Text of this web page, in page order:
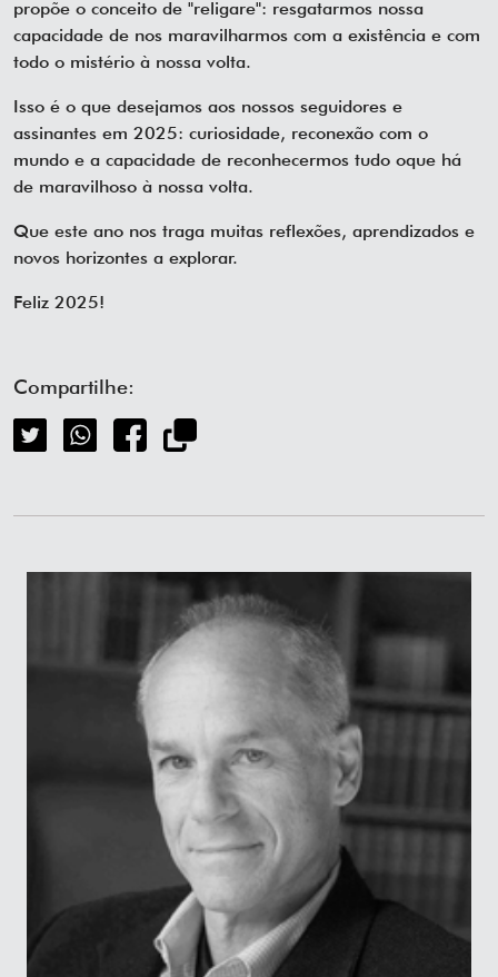
propõe o conceito de "religare": resgatarmos nossa
capacidade de nos maravilharmos com a existência e com
todo o mistério à nossa volta.
Isso é o que desejamos aos nossos seguidores e
assinantes em 2025: curiosidade, reconexão com o
mundo e a capacidade de reconhecermos tudo oque há
de maravilhoso à nossa volta.
Que este ano nos traga muitas reflexões, aprendizados e
novos horizontes a explorar.
Feliz 2025!
Compartilhe: